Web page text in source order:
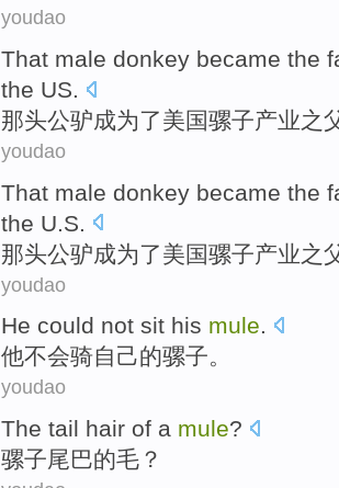
youdao
That male donkey became the
the US.
那头公驴成为了美国骡子产业之
youdao
That male donkey became the
the U.S.
那头公驴成为了美国骡子产业之
youdao
He could not sit his mule.
他不会骑自己的骡子。
youdao
The tail hair of a mule?
骡子尾巴的毛 ？